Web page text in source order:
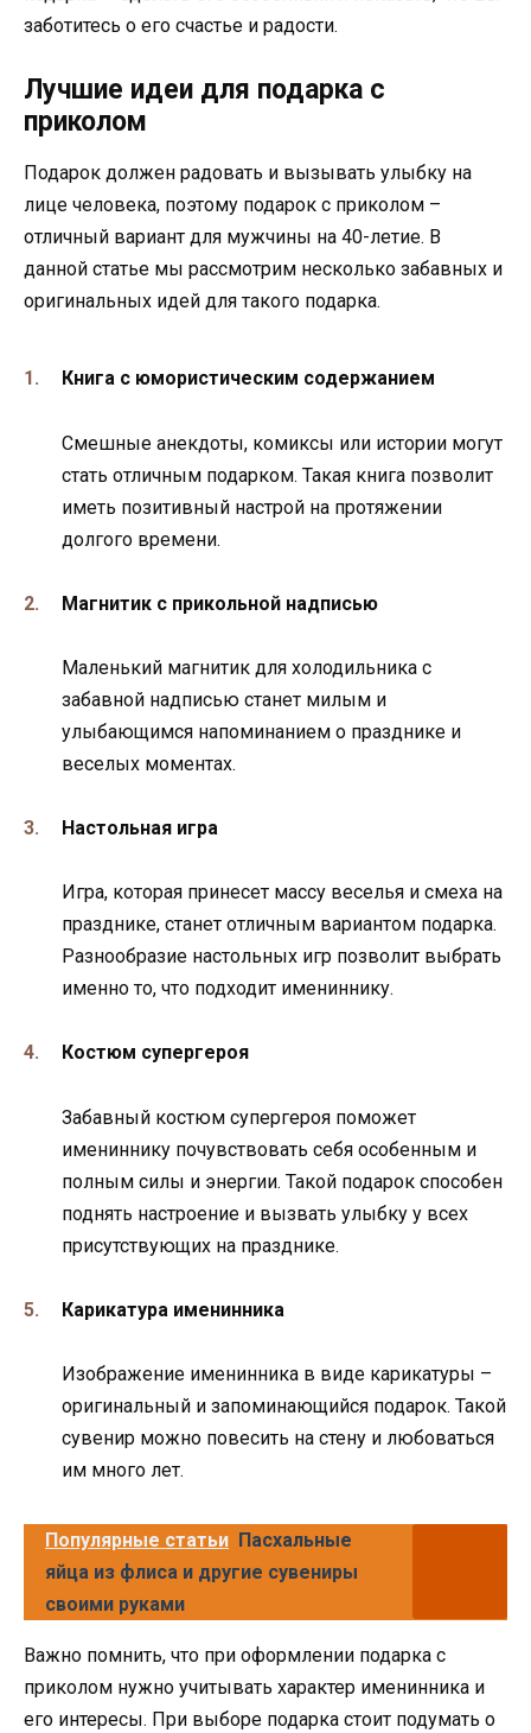
заботитесь о его счастье и радости.
Лучшие идеи для подарка с
приколом
Подарок должен радовать и вызывать улыбку на
лице человека, поэтому подарок с приколом –
отличный вариант для мужчины на 40-летие. В
данной статье мы рассмотрим несколько забавных и
оригинальных идей для такого подарка.
Книга с юмористическим содержанием
Смешные анекдоты, комиксы или истории могут
стать отличным подарком. Такая книга позволит
иметь позитивный настрой на протяжении
долгого времени.
Магнитик с прикольной надписью
Маленький магнитик для холодильника с
забавной надписью станет милым и
улыбающимся напоминанием о празднике и
веселых моментах.
Настольная игра
Игра, которая принесет массу веселья и смеха на
празднике, станет отличным вариантом подарка.
Разнообразие настольных игр позволит выбрать
именно то, что подходит имениннику.
Костюм супергероя
Забавный костюм супергероя поможет
имениннику почувствовать себя особенным и
полным силы и энергии. Такой подарок способен
поднять настроение и вызвать улыбку у всех
присутствующих на празднике.
Карикатура именинника
Изображение именинника в виде карикатуры –
оригинальный и запоминающийся подарок. Такой
сувенир можно повесить на стену и любоваться
им много лет.
Популярные статьи Пасхальные
яйца из флиса и другие сувениры
своими руками
Важно помнить, что при оформлении подарка с
приколом нужно учитывать характер именинника и
его интересы. При выборе подарка стоит подумать о